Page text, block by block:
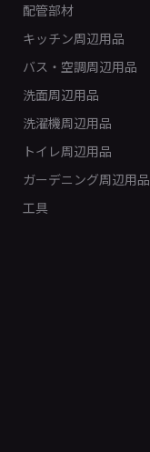
配管部材
キッチン周辺用品
バス・空調周辺用品
洗面周辺用品
洗濯機周辺用品
トイレ周辺用品
ガーデニング周辺用品
工具